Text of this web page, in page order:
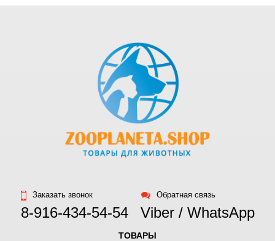
Заказать звонок
8-916-434-54-54
Обратная связь
Viber / WhatsApp
ТОВАРЫ